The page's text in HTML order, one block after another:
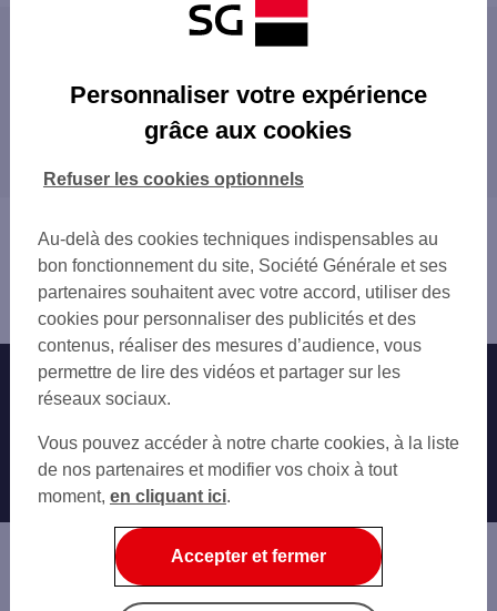
Les distributeurs/automates dans les villes
CUSSET
MONTLUÇON
VICHY
Les distributeurs/automates dans les
18 CHER
42 LOIRE
58 NIÈVRE
63 PUY-DE-DÔME
71 SAÔNE-ET-LOIRE
Distributeurs/automates
Allier
Nos engagements Nous contacter
Autres sites SG
Professionnels
Entreprises
Associations
Banque privée
Personnaliser votre expérience
grâce aux cookies
Au-delà des cookies techniques indispensables au
bon fonctionnement du site, Société Générale et ses
partenaires souhaitent avec votre accord, utiliser des
cookies pour personnaliser des publicités et des
contenus, réaliser des mesures d’audience, vous
permettre de lire des vidéos et partager sur les
réseaux sociaux.
Vous pouvez accéder à notre charte cookies, à la liste
de nos partenaires et modifier vos choix à tout
moment, en cliquant ici.
Refuser les cookies optionnels
Accepter et fermer